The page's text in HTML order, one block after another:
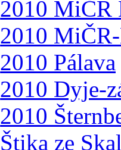
2010 MiČR
2010
2010 Pálava
2010 Dyje-
2010
Štika ze